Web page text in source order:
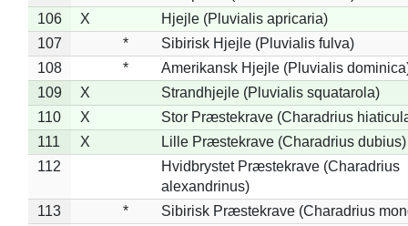
106
X
Hjejle (Pluvialis apricaria)
107
*
Sibirisk Hjejle (Pluvialis fulva)
108
*
Amerikansk Hjejle (Pluvialis
109
X
Strandhjejle (Pluvialis squatarola)
110
X
Stor Præstekrave (Charadrius
111
X
Lille Præstekrave (Charadrius dubius)
112
Hvidbrystet Præstekrave (Charadrius
alexandrinus)
113
*
Sibirisk Præstekrave (Charadrius